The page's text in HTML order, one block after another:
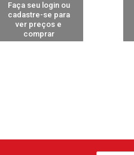
Faça seu login ou
cadastre-se para
ver preços e
comprar